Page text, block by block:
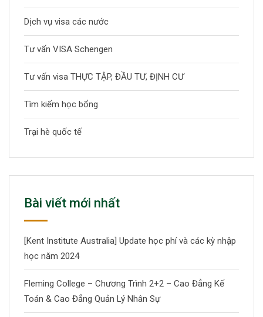
Dịch vụ visa các nước
Tư vấn VISA Schengen
Tư vấn visa THỰC TẬP, ĐẦU TƯ, ĐỊNH CƯ
Tìm kiếm học bổng
Trại hè quốc tế
Bài viết mới nhất
[Kent Institute Australia] Update học phí và các kỳ nhập
học năm 2024
Fleming College – Chương Trình 2+2 – Cao Đẳng Kế
Toán & Cao Đẳng Quản Lý Nhân Sự